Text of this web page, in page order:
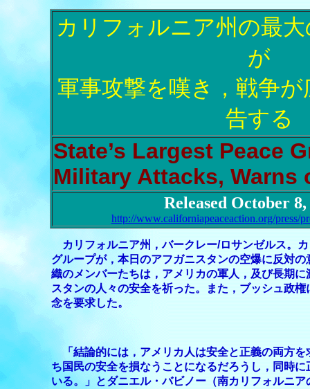
カリフォルニア州の最
が
軍事攻撃を嘆き，戦争
告する
State’s Largest Peace
Military Attacks, Warns
Released October 8,
http://www.californiapeaceaction.org/press/
カリフォルニア州，バークレー/ロサンゼルス。
グループが，本日のアフガニスタンの空爆に反対
織のメンバーたちは，アメリカの軍人，及び長期
スタンの人々の安全を祈った。また，ブッシュ政
念を要求した。
「結論的には，アメリカ人は安全と正義の両方を
ち国民の安全を損なうことになるだろうし，同時
いる。」とダニエル・バビノー（南カリフォルニ